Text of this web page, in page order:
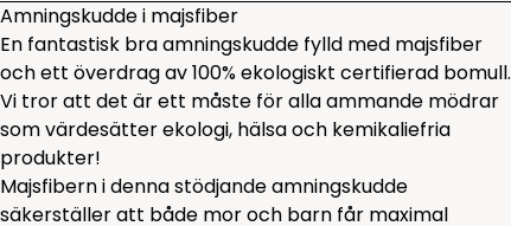
Amningskudde i majsfiber
En fantastisk bra amningskudde fylld med majsfiber
och ett överdrag av 100% ekologiskt certifierad bomull.
Vi tror att det är ett måste för alla ammande mödrar
som värdesätter ekologi, hälsa och kemikaliefria
produkter!
Majsfibern i denna stödjande amningskudde
säkerställer att både mor och barn får maximal